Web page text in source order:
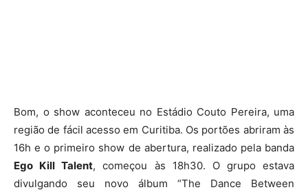
Bom, o show aconteceu no Estádio Couto Pereira, uma
região de fácil acesso em Curitiba. Os portões abriram às
16h e o primeiro show de abertura, realizado pela banda
Ego Kill Talent, começou às 18h30. O grupo estava
divulgando seu novo álbum “The Dance Between